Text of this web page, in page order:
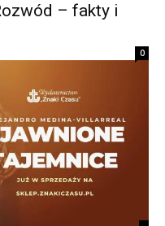
– fakty i
0